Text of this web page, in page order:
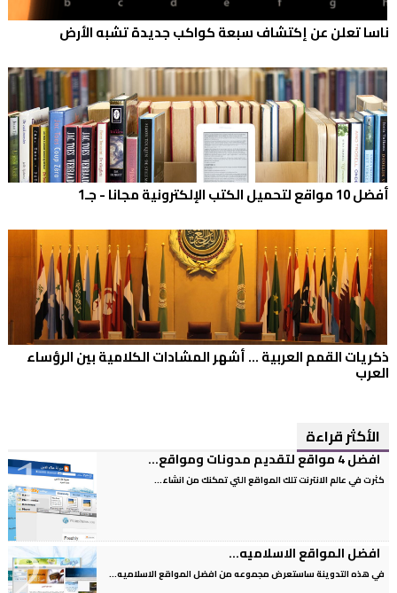
ناسا تعلن عن إكتشاف سبعة كواكب جديدة تشبه الأرض
أفضل 10 مواقع لتحميل الكتب الإلكترونية مجانا - جـ1
ذكريات القمم العربية ... أشهر المشادات الكلامية بين الرؤساء
العرب
الأكثر قراءة
افضل 4 مواقع لتقديم مدونات ومواقع...
كثرت في عالم الانترنت تلك المواقع التي تمكنك من انشاء...
افضل المواقع الاسلاميه...
في هذه التدوينة ساستعرض مجموعه من افضل المواقع الاسلاميه...